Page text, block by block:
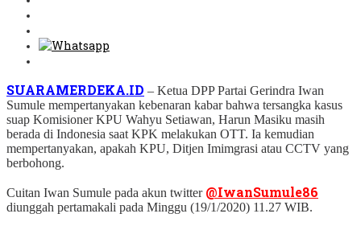
SUARAMERDEKA.ID – Ketua DPP Partai Gerindra Iwan
Sumule mempertanyakan kebenaran kabar bahwa tersangka kasus
suap Komisioner KPU Wahyu Setiawan, Harun Masiku masih
berada di Indonesia saat KPK melakukan OTT. Ia kemudian
mempertanyakan, apakah KPU, Ditjen Imimgrasi atau CCTV yang
berbohong.
Cuitan Iwan Sumule pada akun twitter @IwanSumule86
diunggah pertamakali pada Minggu (19/1/2020) 11.27 WIB.